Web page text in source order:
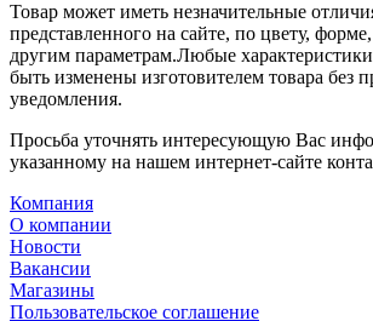
Товар может иметь незначительные
представленного на сайте, по цвету,
другим параметрам.Любые
быть изменены изготовителем товара без
уведомления.
Просьба уточнять интересующую Вас
указанному на нашем интернет-сайте
Компания
О компании
Новости
Вакансии
Магазины
Пользовательское соглашение